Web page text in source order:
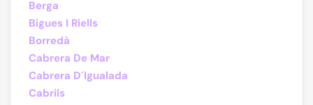
Berga
Bigues I Riells
Borredà
Cabrera De Mar
Cabrera D´Igualada
Cabrils